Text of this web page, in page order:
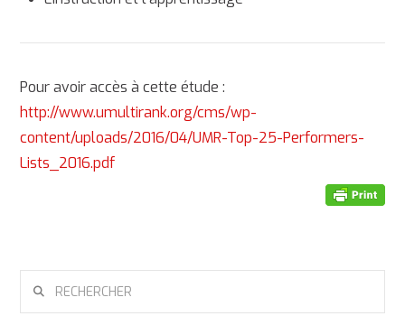
Pour avoir accès à cette étude :
http://www.umultirank.org/cms/wp-
content/uploads/2016/04/UMR-Top-25-Performers-
Lists_2016.pdf